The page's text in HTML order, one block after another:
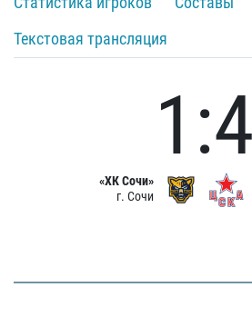
Текстовая трансляция
«ХК Сочи»
г. Сочи
1:4